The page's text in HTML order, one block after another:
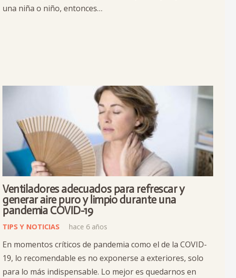
una niña o niño, entonces…
Ventiladores adecuados para refrescar y
generar aire puro y limpio durante una
pandemia COVID-19
TIPS Y NOTICIAS hace 6 años
En momentos críticos de pandemia como el de la COVID-
19, lo recomendable es no exponerse a exteriores, solo
para lo más indispensable. Lo mejor es quedarnos en